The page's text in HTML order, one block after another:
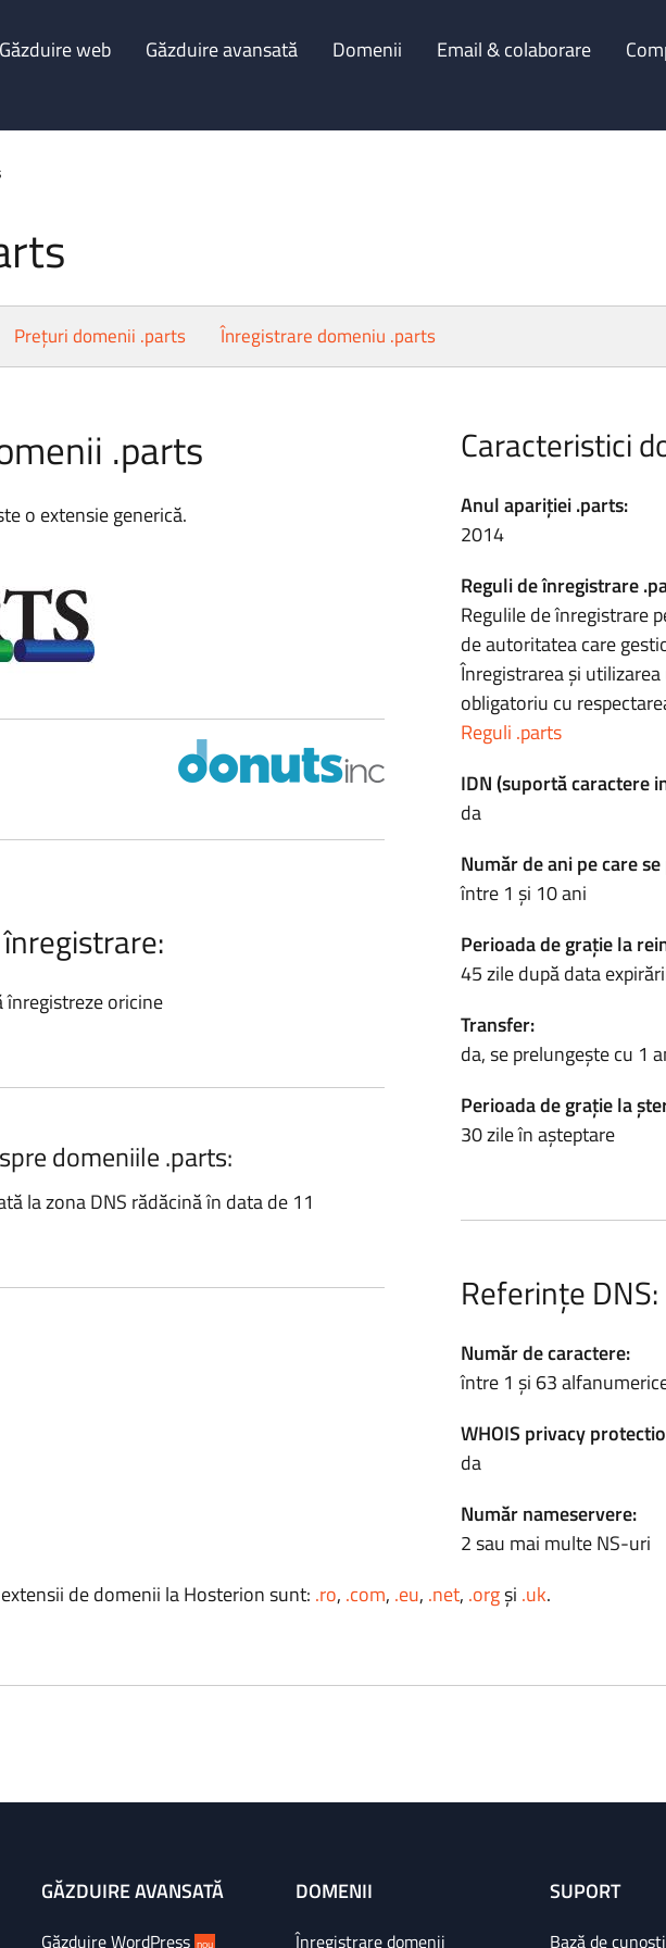
Găzduire web Găzduire avansată Domenii Email & colaborare
Prețuri domenii .parts Înregistrare domeniu .parts
.parts
o extensie generică.
înregistreze oricine
domeniile .parts:
la zona DNS rădăcină în data de 11
Caracteristici
Anul apariției .parts:
2014
Reguli de înregistrare
Regulile de înregistrare
de autoritatea care
Înregistrarea și
obligatoriu cu
Reguli .parts
IDN (suportă caractere
da
Număr de ani pe care
între 1 și 10 ani
Perioada de grație la
45 zile după data
Transfer:
da, se prelungește cu 1
Perioada de grație la
30 zile în așteptare
Referințe DNS:
Număr de caractere:
între 1 și 63
WHOIS privacy
da
Număr nameservere:
2 sau mai multe NS-uri
de domenii la Hosterion sunt: .ro, .com, .eu, .net, .orgși .uk.
GĂZDUIRE AVANSATĂ
Găzduire WordPress nou
DOMENII
Înregistrare domenii
SUPORT
Bază de